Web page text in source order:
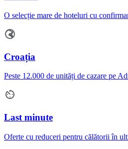
O selecție mare de hoteluri cu
Croația
Peste 12.000 de unități de cazare pe
Last minute
Oferte cu reduceri pentru călătorii în